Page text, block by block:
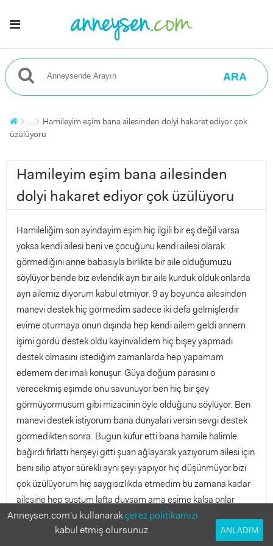
ARA
...
Hamileyim eşim bana ailesinden dolyi hakaret ediyor çok
üzülüyoru
Hamileyim eşim bana ailesinden
dolyi hakaret ediyor çok üzülüyoru
Hamileliğim son ayindayim eşim hiç ilgili bir eş değil varsa
yoksa kendi ailesi beni ve çocuğunu kendi ailesi olarak
görmediğini anne babasıyla birlikte bir aile olduğumuzu
söylüyor bende biz evlendik ayrı bir aile kurduk olduk onlarda
ayrı ailemiz diyorum kabul etmiyor. 9 ay boyunca ailesinden
manevi destek hiç görmedim sadece iki defa gelmişlerdir
evime oturmaya onun dışında hep kendi ailem geldi annem
işimi gördü destek oldu kayinvalidem hiç bişey yapmadı
destek olmasını istediğim zamanlarda hep yapamam
edemem der imalı konuşur. Güya doğum parasını o
verecekmiş eşimde onu savunuyor ben hiç bir şey
görmüyormusum gibi mizacinin öyle olduğunu söylüyor. Ben
manevi destek istiyorum bana dünyalari versin sevgi destek
görmedikten sonra. Bugün küfür etti bana hamile halimle
bağırdı fırlattı herşeyi gitti şuan ağlayarak yazıyorum ailesi için
beni silip atıyor sürekli aynı şeyi yapıyor hiç düşünmüyor bizi
çok üzülüyorum hiç saygısızlıkda etmedim bu zamana kadar
ailesine hep sustum lafta duysam ama eşime kalsa onlar
melek ben şeytanım. Ne yapacağım bilmiyorum. Devlette
doğum yapacağız şimdi para kabul etmeyeceğim diyor bana
Anneysen.com'u kullanarakçerez politikamızı
kabul etmiş olursunuz.
ANLADIM